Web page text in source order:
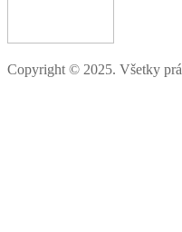
Copyright © 2025. Všetky